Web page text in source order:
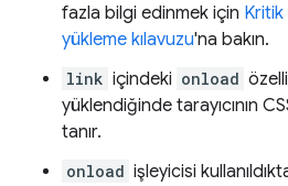
fazla bilgi edinmek için
yükleme kılavuzu'na bakın.
link içindeki onload
yüklendiğinde tarayıcının
tanır.
onload işleyicisi